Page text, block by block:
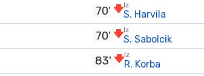
70'
Iz
S. Harvila
70' Iz
S. Sabolcik
83' Iz
R. Korba